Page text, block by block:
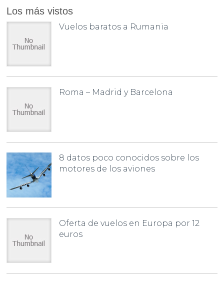
Los más vistos
Vuelos baratos a Rumania
Roma – Madrid y Barcelona
8 datos poco conocidos sobre los
motores de los aviones
Oferta de vuelos en Europa por 12
euros